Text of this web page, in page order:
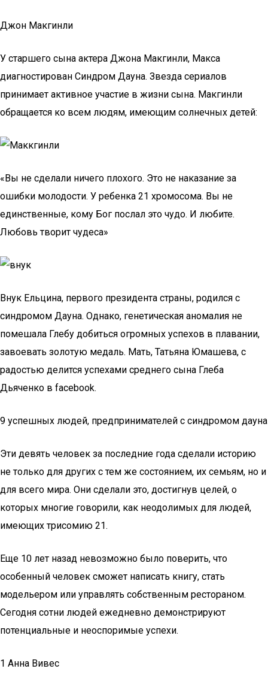
Джон Макгинли
У старшего сына актера Джона Макгинли, Макса
диагностирован Синдром Дауна. Звезда сериалов
принимает активное участие в жизни сына. Макгинли
обращается ко всем людям, имеющим солнечных детей:
«Вы не сделали ничего плохого. Это не наказание за
ошибки молодости. У ребенка 21 хромосома. Вы не
единственные, кому Бог послал это чудо. И любите.
Любовь творит чудеса»
Внук Ельцина, первого президента страны, родился с
синдромом Дауна. Однако, генетическая аномалия не
помешала Глебу добиться огромных успехов в плавании,
завоевать золотую медаль. Мать, Татьяна Юмашева, с
радостью делится успехами среднего сына Глеба
Дьяченко в facebook.
9 успешных людей, предпринимателей с синдромом дауна
Эти девять человек за последние года сделали историю
не только для других с тем же состоянием, их семьям, но и
для всего мира. Они сделали это, достигнув целей, о
которых многие говорили, как неодолимых для людей,
имеющих трисомию 21.
Еще 10 лет назад невозможно было поверить, что
особенный человек сможет написать книгу, стать
модельером или управлять собственным рестораном.
Сегодня сотни людей ежедневно демонстрируют
потенциальные и неоспоримые успехи.
1 Анна Вивес